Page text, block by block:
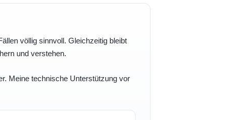
völlig sinnvoll. Gleichzeitig bleibt
und verstehen.
Meine technische Unterstützung vor